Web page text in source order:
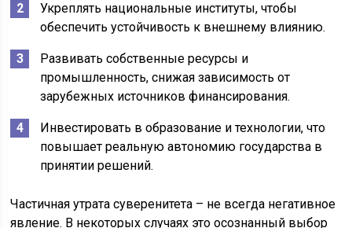
Укреплять национальные институты, чтобы
обеспечить устойчивость к внешнему влиянию.
Развивать собственные ресурсы и
промышленность, снижая зависимость от
зарубежных источников финансирования.
Инвестировать в образование и технологии, что
повышает реальную автономию государства в
принятии решений.
Частичная утрата суверенитета – не всегда негативное
явление. В некоторых случаях это осознанный выбор